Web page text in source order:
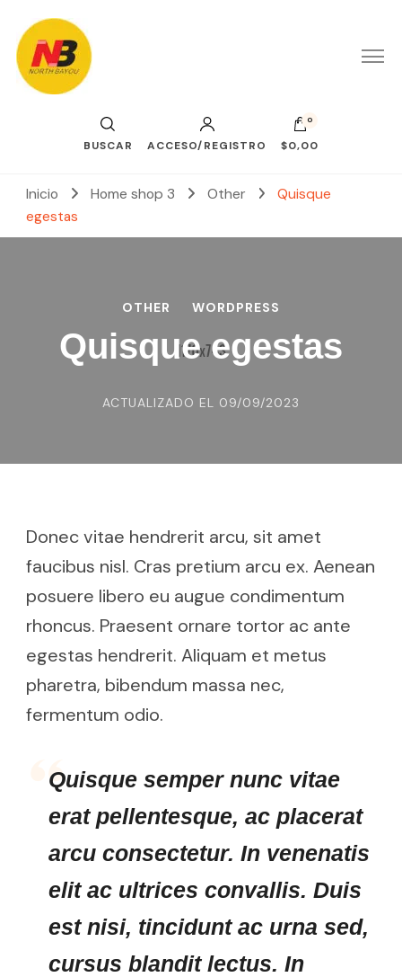
BUSCAR ACCESO/REGISTRO
0
$0,00
Inicio Home shop 3 Other
Quisque
egestas
OTHER WORDPRESS
Quisque egestas
ACTUALIZADO EL 09/09/2023
Donec vitae hendrerit arcu, sit amet
faucibus nisl. Cras pretium arcu ex. Aenean
posuere libero eu augue condimentum
rhoncus. Praesent ornare tortor ac ante
egestas hendrerit. Aliquam et metus
pharetra, bibendum massa nec,
fermentum odio.
Quisque semper nunc vitae
erat pellentesque, ac placerat
arcu consectetur. In venenatis
elit ac ultrices convallis. Duis
est nisi, tincidunt ac urna sed,
cursus blandit lectus. In